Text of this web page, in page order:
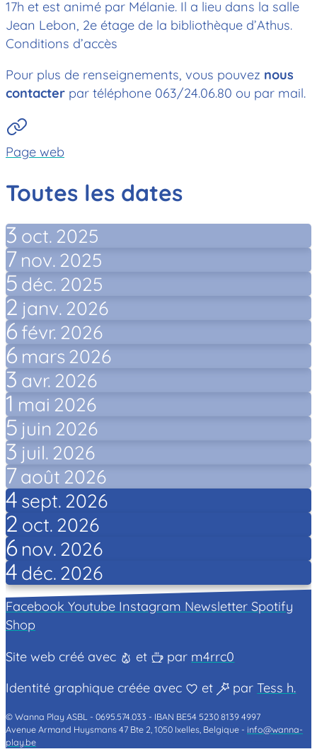
17h et est animé par Mélanie. Il a lieu dans la salle
Jean Lebon, 2e étage de la bibliothèque d’Athus.
Conditions d’accès
Pour plus de renseignements, vous pouvez nous
contacter par téléphone 063/24.06.80 ou par mail.
Page web
Toutes les dates
3 oct. 2025
7 nov. 2025
5 déc. 2025
2 janv. 2026
6févr. 2026
6 mars2026
3 avr. 2026
1 mai 2026
5 juin 2026
3 juil. 2026
7août 2026
4 sept. 2026
2 oct. 2026
6 nov. 2026
4 déc. 2026
Facebook Youtube Instagram Newsletter Spotify
Shop
Site web créé avec
et par m4rrc0
Identité graphique créée avec
et parTess h.
© Wanna Play ASBL - 0695.574.033 - IBAN BE54 5230 8139 4997
Avenue Armand Huysmans 47 Bte 2, 1050 Ixelles, Belgique -